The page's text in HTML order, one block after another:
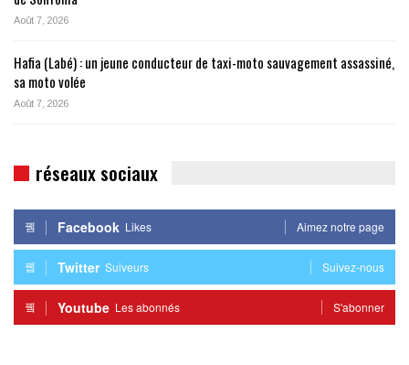
Août 7, 2026
Hafia (Labé) : un jeune conducteur de taxi-moto sauvagement assassiné,
sa moto volée
Août 7, 2026
réseaux sociaux
Facebook Likes Aimez notre page
Twitter Suiveurs Suivez-nous
Youtube Les abonnés S'abonner